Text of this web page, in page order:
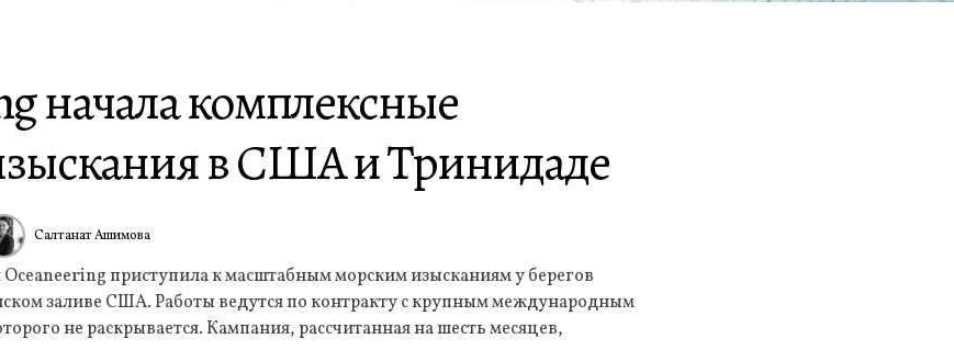
начала комплексные
в США и Тринидаде
Салтанат Ашимова
приступила к масштабным морским изысканиям у берегов
заливе США. Работы ведутся по контракту с крупным международным
не раскрывается. Кампания, рассчитанная на шесть месяцев,